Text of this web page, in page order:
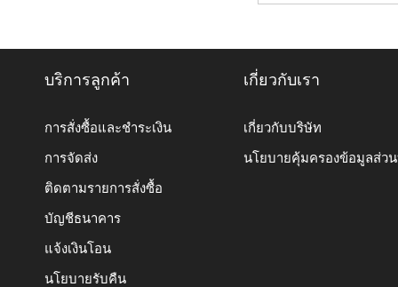
บริการลูกค้า
การสั่งซื้อและชำระเงิน
การจัดส่ง
ติดตามรายการสั่งซื้อ
บัญชีธนาคาร
แจ้งเงินโอน
นโยบายรับคืน
เกี่ยวกับเรา
เกี่ยวกับบริษัท
นโยบายคุ้มครองข้อมูลส่ว